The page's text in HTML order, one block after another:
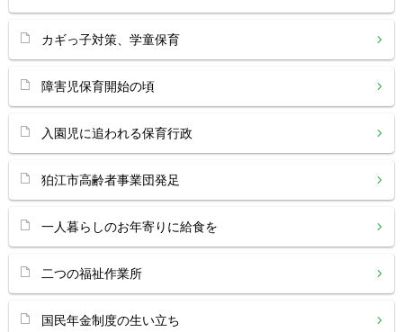
カギっ子対策、学童保育
障害児保育開始の頃
入園児に追われる保育行政
狛江市高齢者事業団発足
一人暮らしのお年寄りに給食を
二つの福祉作業所
国民年金制度の生い立ち